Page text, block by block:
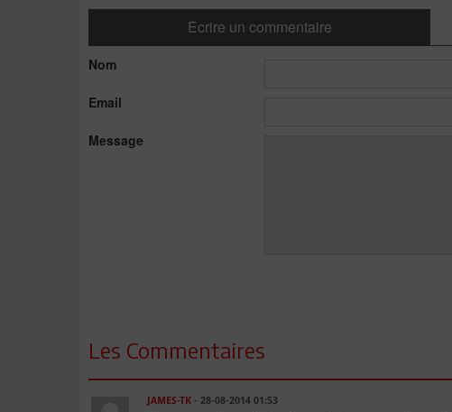
Ecrire un commentaire
Nom
Email
Message
Les Commentaires
JAMES-TK- 28-08-2014 01:53